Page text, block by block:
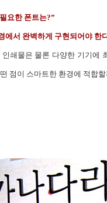
요한 폰트는?”
에서 완벽하게 구현되어야 한
인쇄물은 물론 다양한 기기에
점이 스마트한 환경에 적합